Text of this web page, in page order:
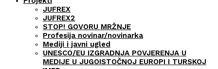
JUFREX
JUFREX2
STOP! GOVORU MRŽNJE
Profesija novinar/novinarka
Mediji i javni ugled
UNESCO/EU IZGRADNJA POVJERENJA U
MEDIJE U JUGOISTOČNOJ EUROPI I TURSKOJ